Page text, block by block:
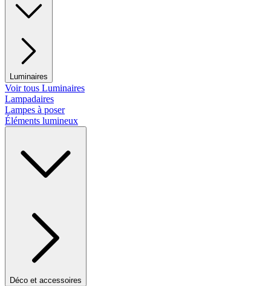
Luminaires
Voir tous Luminaires
Lampadaires
Lampes à poser
Éléments lumineux
Déco et accessoires